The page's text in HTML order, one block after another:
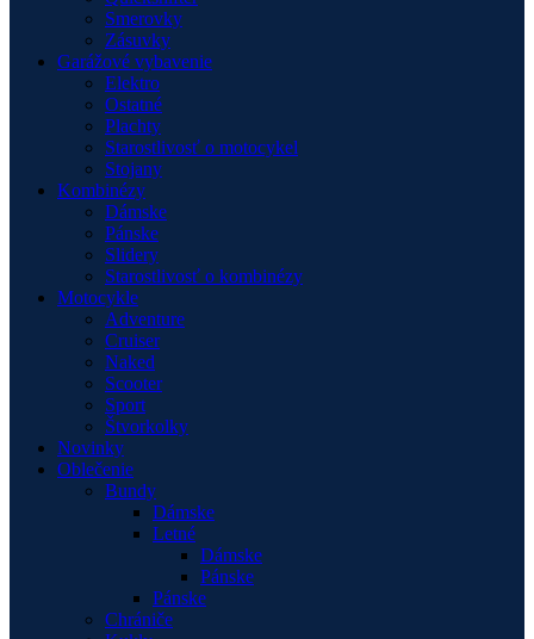
Smerovky
Zásuvky
Garážové vybavenie
Elektro
Ostatné
Plachty
Starostlivosť o motocykel
Stojany
Kombinézy
Dámske
Pánske
Slidery
Starostlivosť o kombinézy
Motocykle
Adventure
Cruiser
Naked
Scooter
Sport
Štvorkolky
Novinky
Oblečenie
Bundy
Dámske
Letné
Dámske
Pánske
Pánske
Chrániče